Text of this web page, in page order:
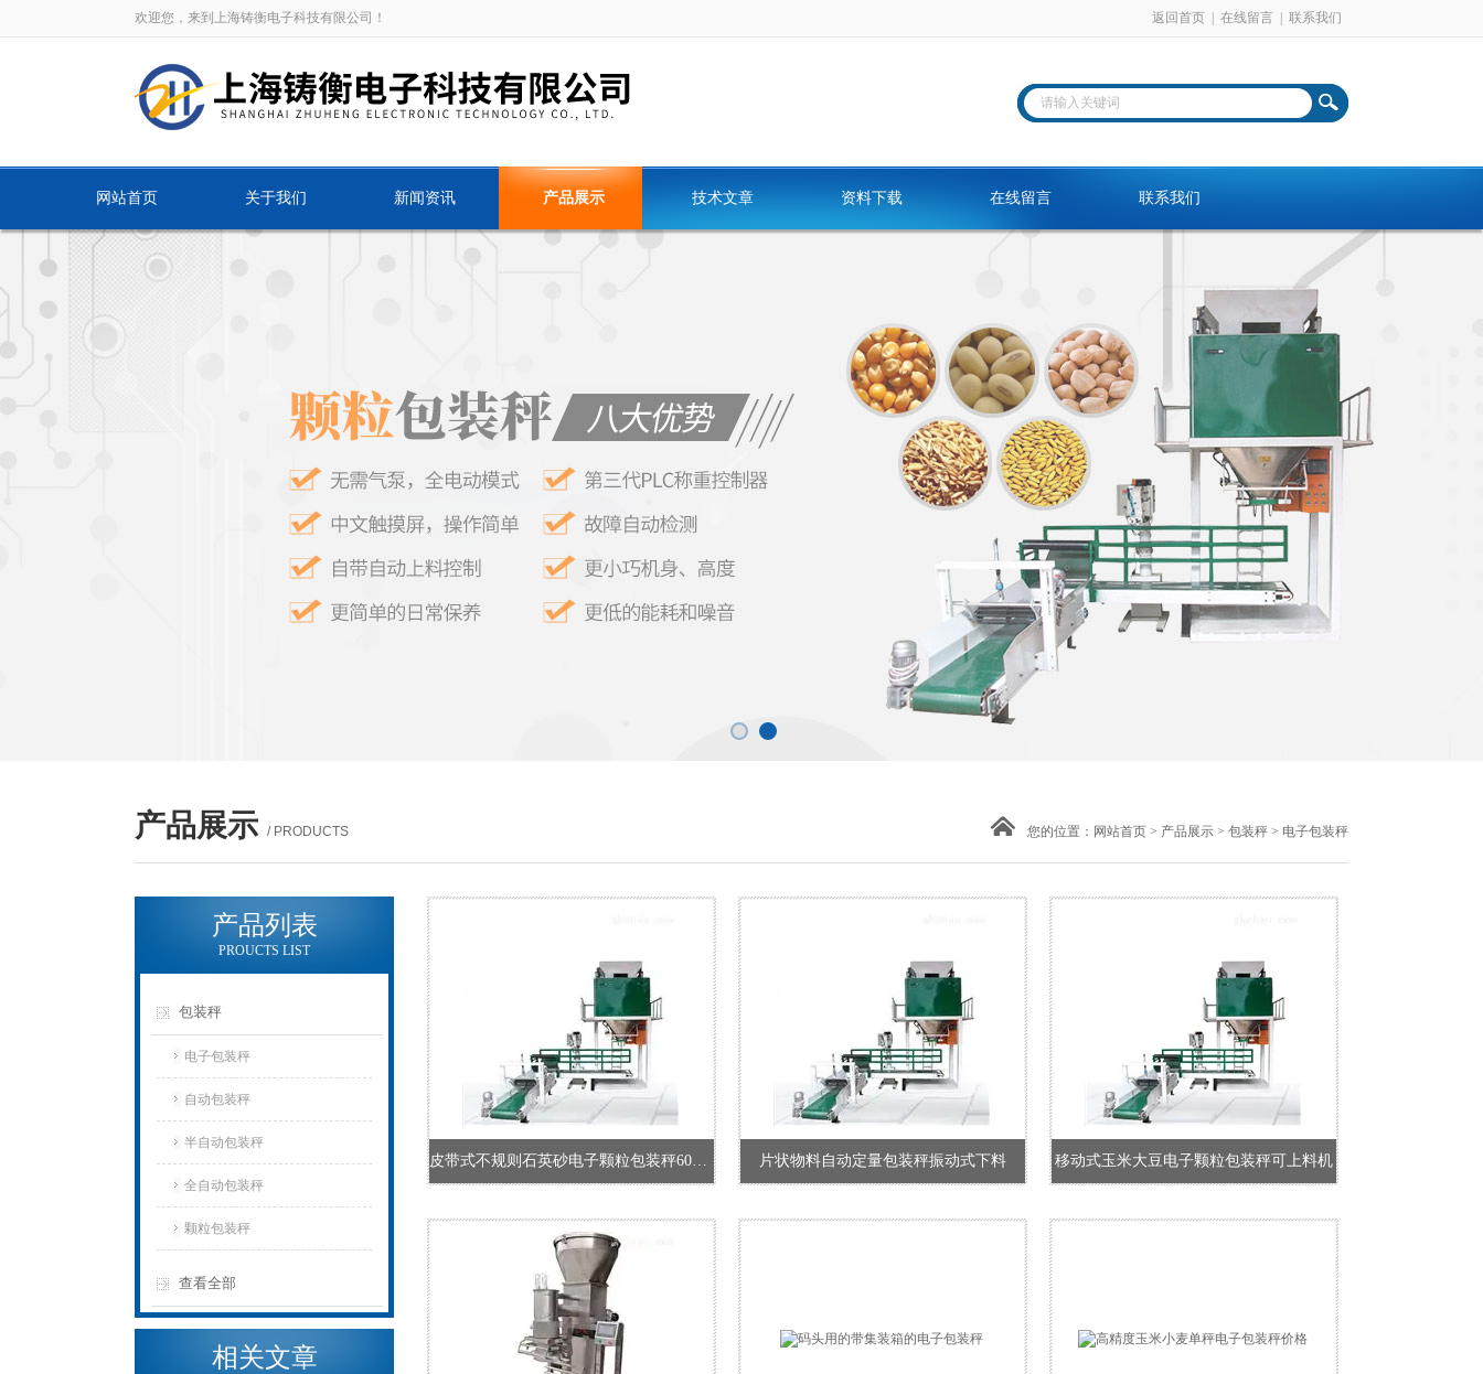
欢迎您，来到上海铸衡电子科技有限公司！ 返回首页 在线留言 联系我们
网站首页 关于我们 新闻资讯 产品展示 技术文章 资料下载 在线留言 联系我们
产品展示 / PRODUCTS 您的位置： 网站首页 > 产品展示 > 包装秤 > 电子包装秤
产品列表
PROUCTS LIST
包装秤
电子包装秤
自动包装秤
半自动包装秤
全自动包装秤
颗粒包装秤
查看全部
相关文章
皮带式不规则石英砂电子颗粒包装秤60公斤 片状物料自动定量包装秤振动式下料 移动式玉米大豆电子颗粒包装秤可上料机